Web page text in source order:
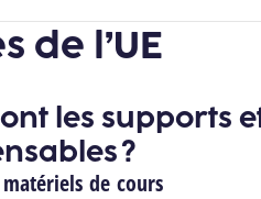
de l’UE
les supports
?
de cours